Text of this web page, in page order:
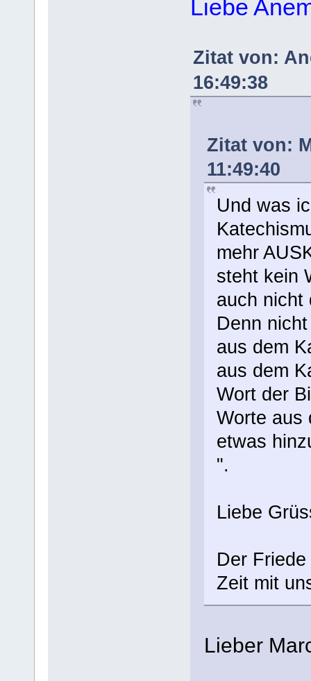
Liebe
Zitat von:
16:49:38
Zitat von:
11:49:40
Und was
mehr
steht kein
auch nicht
Denn
aus dem
aus dem
Wort der
Worte aus
etwas
".
Liebe
Der
Zeit mit
Lieber